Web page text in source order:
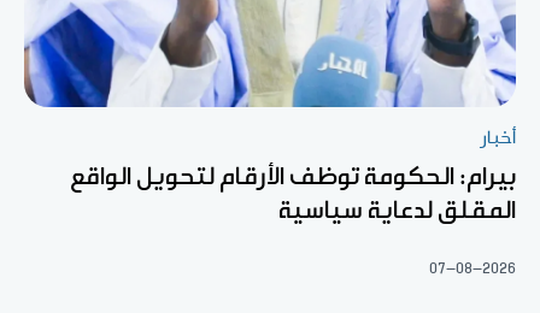
أخبار
بيرام: الحكومة توظف الأرقام لتحويل الواقع
المقلق لدعاية سياسية
07-08-2026